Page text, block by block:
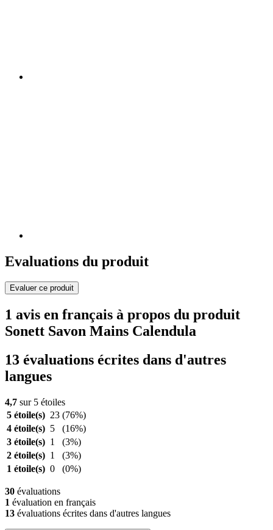
Evaluations du produit
Evaluer ce produit
1 avis en français à propos du produit
Sonett Savon Mains Calendula
13 évaluations écrites dans d'autres
langues
4,7 sur 5 étoiles
5 étoile(s) 23 (76%)
4 étoile(s) 5
(16%)
3 étoile(s) 1
(3%)
2 étoile(s) 1
(3%)
1 étoile(s) 0 (0%)
30 évaluations
1 évaluation en français
13 évaluations écrites dans d'autres langues